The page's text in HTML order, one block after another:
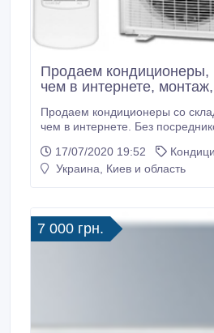
Продаем
чем в интернете,
Продаем кондиционеры со склада. Цены
чем в интернете. Без посредников, от
в разном ценовом сегменте. Есть монтажные
группы на установку и подключение.
454-91-23.
17/07/2020 19:52
Украина, Киев и область
7 000 грн.